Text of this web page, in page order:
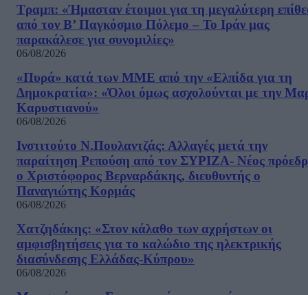
Τραμπ: «Ήμασταν έτοιμοι για τη μεγαλύτερη
από τον Β’ Παγκόσμιο Πόλεμο – Το Ιράν μας
παρακάλεσε για συνομιλίες»
06/08/2026
«Πυρά» κατά των ΜΜΕ από την «Ελπίδα για τη
Δημοκρατία»: «Όλοι όμως ασχολούνται με την
Καρυστιανού»
06/08/2026
Ινστιτούτο Ν.Πουλαντζάς: Αλλαγές μετά την
παραίτηση Ρεπούση από τον ΣΥΡΙΖΑ- Νέος
ο Χριστόφορος Βερναρδάκης, διευθυντής ο
Παναγιώτης Κορμάς
06/08/2026
Χατζηδάκης: «Στον κάλαθο των αχρήστων οι
αμφισβητήσεις για το καλώδιο της ηλεκτρικής
διασύνδεσης Ελλάδας-Κύπρου»
06/08/2026